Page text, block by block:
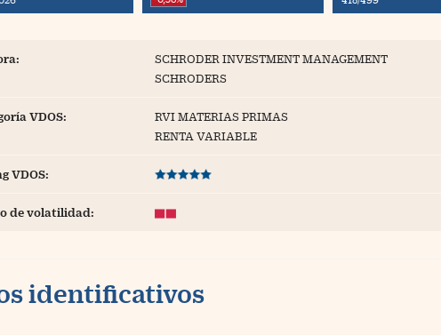
SCHRODER INVESTMENT MANAGEMENT
SCHRODERS
VDOS:
RVI MATERIAS PRIMAS
RENTA VARIABLE
VDOS:
de volatilidad:
identificativos